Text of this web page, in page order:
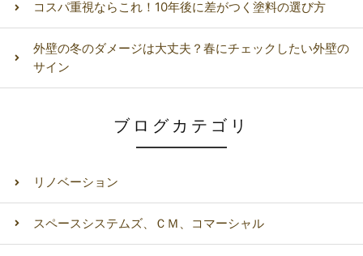
コスパ重視ならこれ！10年後に差がつく塗料の選び方
外壁の冬のダメージは大丈夫？春にチェックしたい外壁の
サイン
ブログカテゴリ
リノベーション
スペースシステムズ、ＣＭ、コマーシャル